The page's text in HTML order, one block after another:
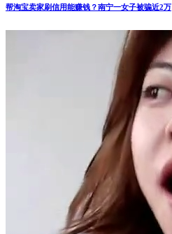
帮淘宝卖家刷信用能赚钱？南宁一女子被骗近2万